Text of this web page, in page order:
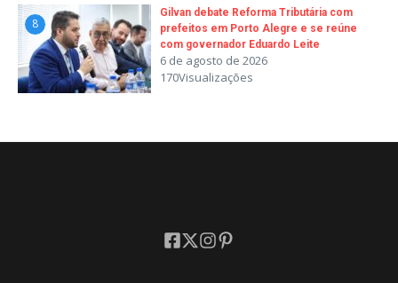
8
Gilvan debate Reforma Tributária com
prefeitos em Porto Alegre e se reúne
com governador Eduardo Leite
6 de agosto de 2026
170Visualizações